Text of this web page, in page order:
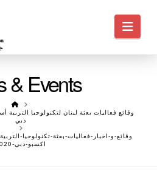
& Events
HOME
وقائع فعاليات بعثة لبنان لتكنولوجيا
دبي
وقائع-و-اخبار-فعاليات-بعثة-تكنولوحيا-
اكسبو-دبي-2020